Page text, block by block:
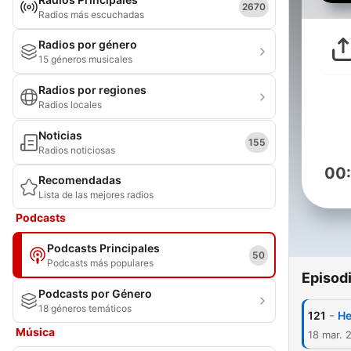
Radios más escuchadas
2670
Radios por género
15 géneros musicales
Radios por regiones
Radios locales
Noticias
Radios noticiosas
155
Recomendadas
Lista de las mejores radios
Podcasts
Podcasts Principales
Podcasts más populares
50
Podcasts por Género
18 géneros temáticos
Música
121 -
18 mar.